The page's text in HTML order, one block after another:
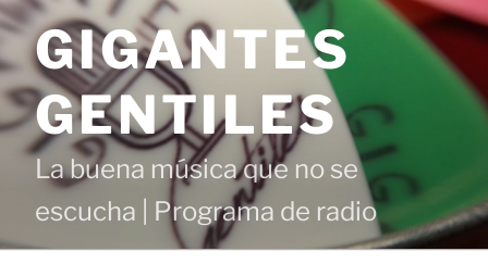
Saltar
contenido
GIGANTES
GENTILES
La buena música que no se
escucha | Programa de radio